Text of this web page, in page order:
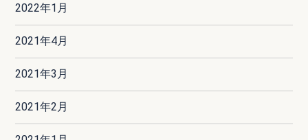
2022年1月
2021年4月
2021年3月
2021年2月